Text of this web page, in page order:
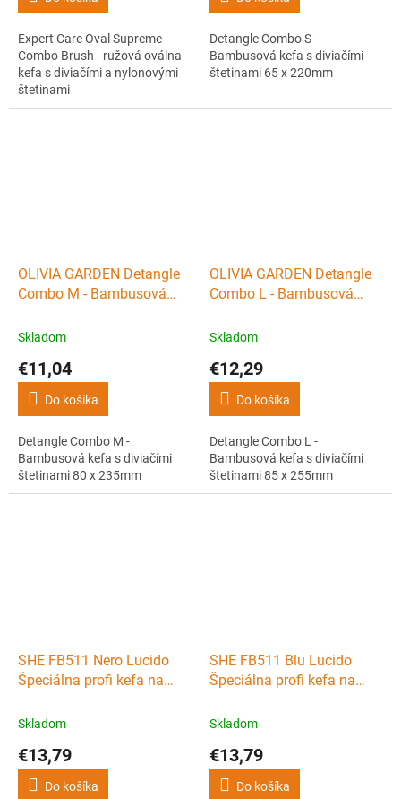
Expert Care Oval Supreme
Combo Brush - ružová oválna
kefa s diviačími a nylonovými
štetinami
Detangle Combo S -
Bambusová kefa s diviačími
štetinami 65 x 220mm
OLIVIA GARDEN Detangle
Combo M - Bambusová
80 x 235mm
Skladom
€11,04
Do košíka
Detangle Combo M -
Bambusová kefa s diviačími
štetinami 80 x 235mm
OLIVIA GARDEN Detangle
Combo L - Bambusová
85 x 255mm
Skladom
€12,29
Do košíka
Detangle Combo L -
Bambusová kefa s diviačími
štetinami 85 x 255mm
SHE FB511 Nero Lucido
Špeciálna profi kefa na
Skladom
€13,79
Do košíka
SHE FB511 Blu Lucido
Špeciálna profi kefa na
tmavomodrá
Skladom
€13,79
Do košíka